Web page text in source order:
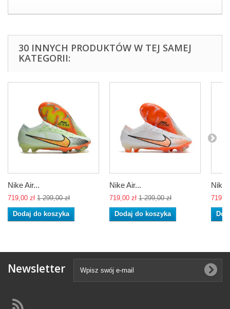
30 INNYCH PRODUKTÓW W TEJ SAMEJ
KATEGORII:
Nike Air...
719,00 zł 1 299,00 zł
Dodaj do koszyka
Nike Air...
719,00 zł 1 299,00 zł
Dodaj do koszyka
Nike
Newsletter